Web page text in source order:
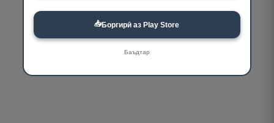
📥Боргирӣ аз Play Store
Баъдтар